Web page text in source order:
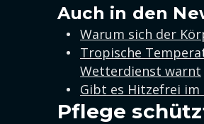
Auch in den
Warum sich der
Tropische
Wetterdienst warnt
Gibt es Hitzefrei im
Pflege